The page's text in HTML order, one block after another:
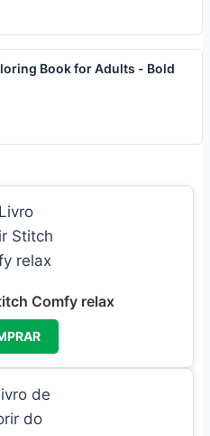
Book for Adults - Bold
Comfy relax